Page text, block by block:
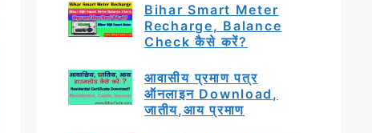
Bihar Smart Meter
Recharge, Balance
Check कैसे करें?
आवासीय प्रमाण पत्र
ऑनलाइन Download,
जातीय,आय प्रमाण